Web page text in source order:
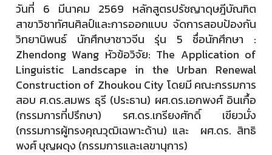
วันที่ 6 มีนาคม 2569 หลักสูตรปรัชญาดุษฎีบัณฑิต
สาขาวิชาทัศนศิลป์และการออกแบบ จัดการสอบป้องกัน
วิทยานิพนธ์ นักศึกษาชาวจีน รุ่น 5 ชื่อนักศึกษา :
Zhendong Wang หัวข้อวิจัย: The Application of
Linguistic Landscape in the Urban Renewal
Construction of Zhoukou City โดยมี คณะกรรมการ
สอบ ศ.ดร.สมพร ธุรี (ประธาน) ผศ.ดร.เอกพงศ์ อินเกื้อ
(กรรมการที่ปรึกษา) รศ.ดร.เกรียงศักดิ์ เขียวมั่ง
(กรรมการผู้ทรงคุณวุฒิเฉพาะด้าน) และ ผศ.ดร. สิทธิ
พงศ์ บุญผดุง (กรรมการและเลขานุการ)